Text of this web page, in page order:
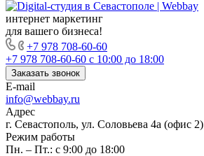
интернет маркетинг
для вашего бизнеса!
+7 978 708-60-60
+7 978 708-60-60 c 10:00 до 18:00
Заказать звонок
E-mail
info@webbay.ru
Адрес
г. Севастополь, ул. Соловьева 4а (офис 2)
Режим работы
Пн. – Пт.: с 9:00 до 18:00